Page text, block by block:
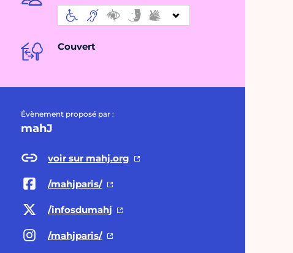
Couvert
Évènement proposé par :
mahJ
voir sur mahj.org
/mahjparis/
/infosdumahj
/mahjparis/